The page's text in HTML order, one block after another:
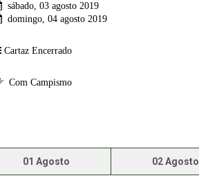
sábado, 03 agosto 2019
domingo, 04 agosto 2019
Cartaz Encerrado
Com Campismo
01 Agosto 02 Agosto